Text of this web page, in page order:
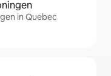
in Quebec